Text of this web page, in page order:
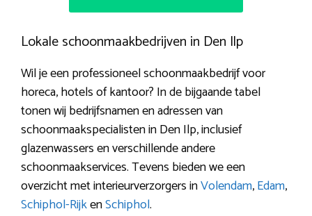
Lokale schoonmaakbedrijven in Den Ilp
Wil je een professioneel schoonmaakbedrijf voor
horeca, hotels of kantoor? In de bijgaande tabel
tonen wij bedrijfsnamen en adressen van
schoonmaakspecialisten in Den Ilp, inclusief
glazenwassers en verschillende andere
schoonmaakservices. Tevens bieden we een
overzicht met interieurverzorgers inVolendam,Edam,
Schiphol-RijkenSchiphol.